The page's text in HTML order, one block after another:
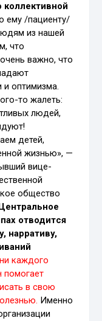
коллективной
ему /пациенту/
из нашей
что
важно, что
и оптимизма.
то жалеть:
людей,
детей,
жизнью», —
вице-
общество
отводится
нарративу,
каждого
помогает
в свою
Именно